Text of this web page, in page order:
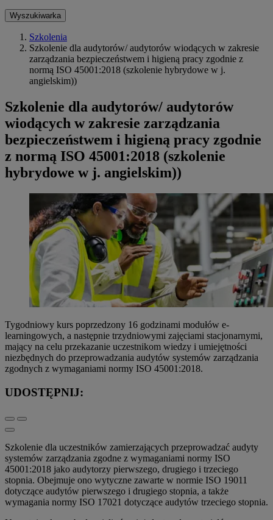
Wyszukiwarka
Szkolenia
Szkolenie dla audytorów/ audytorów wiodących w zakresie
zarządzania bezpieczeństwem i higieną pracy zgodnie z
normą ISO 45001:2018 (szkolenie hybrydowe w j.
angielskim))
Szkolenie dla audytorów/ audytorów
wiodących w zakresie zarządzania
bezpieczeństwem i higieną pracy zgodnie
z normą ISO 45001:2018 (szkolenie
hybrydowe w j. angielskim))
Tygodniowy kurs poprzedzony 16 godzinami modułów e-
learningowych, a następnie trzydniowymi zajęciami stacjonarnymi,
mający na celu przekazanie uczestnikom wiedzy i umiejętności
niezbędnych do przeprowadzania audytów systemów zarządzania
zgodnych z wymaganiami normy ISO 45001:2018.
UDOSTĘPNIJ:
Szkolenie dla uczestników zamierzających przeprowadzać audyty
systemów zarządzania zgodne z wymaganiami normy ISO
45001:2018 jako audytorzy pierwszego, drugiego i trzeciego
stopnia. Obejmuje ono wytyczne zawarte w normie ISO 19011
dotyczące audytów pierwszego i drugiego stopnia, a także
wymagania normy ISO 17021 dotyczące audytów trzeciego stopnia.